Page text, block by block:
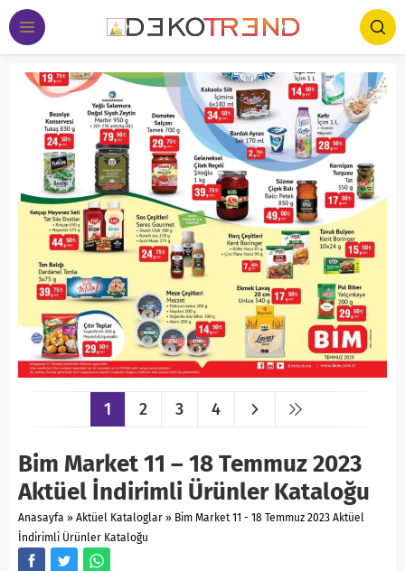
1 2 3 4
Bim Market 11 – 18 Temmuz 2023
Aktüel İndirimli Ürünler Kataloğu
Anasayfa » Aktüel Kataloglar » Bim Market 11 - 18 Temmuz 2023 Aktüel
İndirimli Ürünler Kataloğu